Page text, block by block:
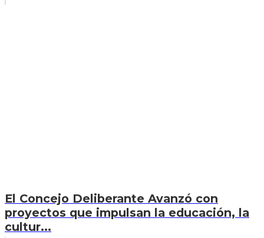
El Concejo Deliberante Avanzó con
proyectos que impulsan la educación, la
cultur...